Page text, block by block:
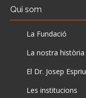
Qui som
La Fundació
La nostra història
El Dr. Josep Espriu
Les institucions